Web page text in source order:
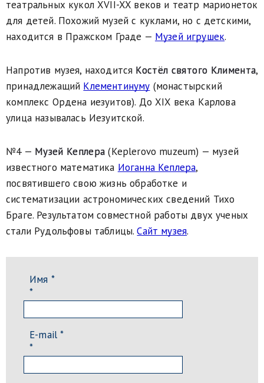
театральных кукол XVII-XX веков и театр марионеток
для детей. Похожий музей с куклами, но с детскими,
находится в Пражском Граде — Музей игрушек.
Напротив музея, находится Костёл святого Климента,
принадлежащий Клементинуму (монастырский
комплекс Ордена иезуитов). До XIX века Карлова
улица называлась Иезуитской.
№4 — Музей Кеплера (Keplerovo muzeum) — музей
известного математика Иоганна Кеплера,
посвятившего свою жизнь обработке и
систематизации астрономических сведений Тихо
Браге. Результатом совместной работы двух ученых
стали Рудольфовы таблицы.Сайт музея.
Имя *
*
E-mail *
*